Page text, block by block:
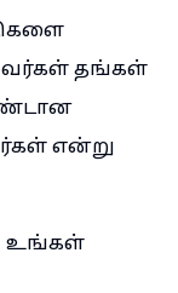
தங்கள்
என்று
உங்கள்